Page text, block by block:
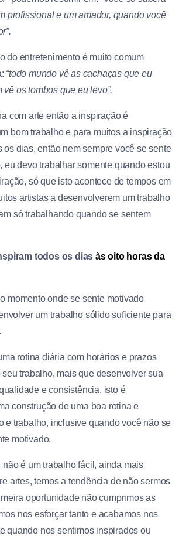
profissional e um amador, quando você
do entretenimento é muito comum
“todo mundo vê as cachaças que eu
os tombos que eu levo”.
com arte então a inspiração é
bom trabalho e para muitos a inspiração
os dias, então nem sempre você se sente
eu devo trabalhar somente quando estou
só que isto acontece de tempos em
artistas a desenvolverem um trabalho
só trabalhando quando se sentem
todos os dias às oito horas da
momento onde se sente motivado
um trabalho sólido suficiente para
rotina diária com horários e prazos
trabalho, mais que desenvolver sua
e consistência, isto é
construção de uma boa rotina e
e trabalho, inclusive quando você não se
motivado.
é um trabalho fácil, ainda mais
artes, temos a tendência de não sermos
oportunidade não cumprimos as
nos esforçar tanto e acabamos nos
quando nos sentimos inspirados ou